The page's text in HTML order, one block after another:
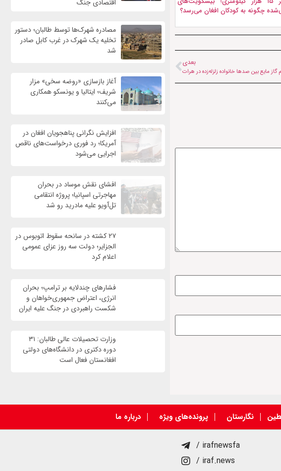
چگونه به کودکان افغان می‌رسد؟
بعدی
اقتصادی جنگ
مصادره شهرک‌ها توسط طالبان؛ دستور
تخلیه یک شهرک در غرب کابل صادر
شد
آغاز بازسازی «روضه سخی» مزار
شریف؛ ایتالیا و یونسکو همکاری
می‌کنند
افزایش نگرانی پناهجویان افغان در
آمریکا؛ رد فوری درخواست‌های ناقص
اجرایی می‌شود
افشای نقش موساد در بحران
مهاجرتی اسپانیا؛ پروژه انتقامی
تل‌آویو علیه مادرید رو شد
۲۷ کشته در سانحه سقوط اتوبوس در
الجزایر؛ دولت سه روز عزای عمومی
اعلام کرد
فشارهای چندلایه بر ترامپ؛ بحران
انرژی، اعتراض جمهوری‌خواهان و
شکست راهبردی در جنگ علیه ایران
وزارت تحصیلات عالی طالبان: ۳۱
دوره دکتری در دانشگاه‌های دولتی
افغانستان فعال است
نگارستان پرونده‌های ویژه درباره ما
/ irafnewsfa
/ iraf.news